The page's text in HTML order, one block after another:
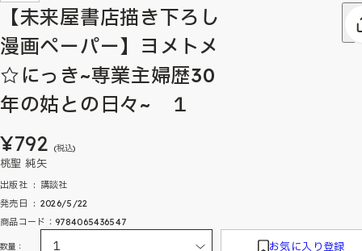
【未来屋書店描き下ろし
漫画ペーパー】ヨメトメ
☆にっき~専業主婦歴30
年の姑との日々~ １
¥792 (税込)
桃聖 純矢
出版社 ‏ : ‎ 講談社
発売日 ‏ : ‎ 2026/5/22
商品コード：9784065436547
数量： お気に入り登録